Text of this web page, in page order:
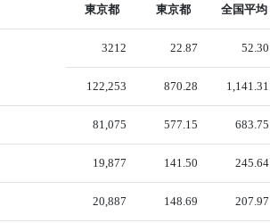
東京都 東京都 全国平均
3212 22.87 52.30
122,253 870.28 1,141.31
81,075 577.15 683.75
19,877 141.50 245.64
20,887 148.69 207.97